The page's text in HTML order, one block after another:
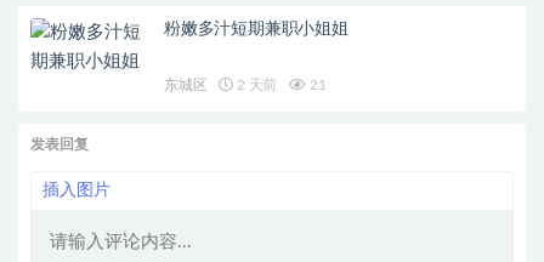
粉嫩多汁短期兼职小姐姐
东城区 2 天前 21
发表回复
插入图片